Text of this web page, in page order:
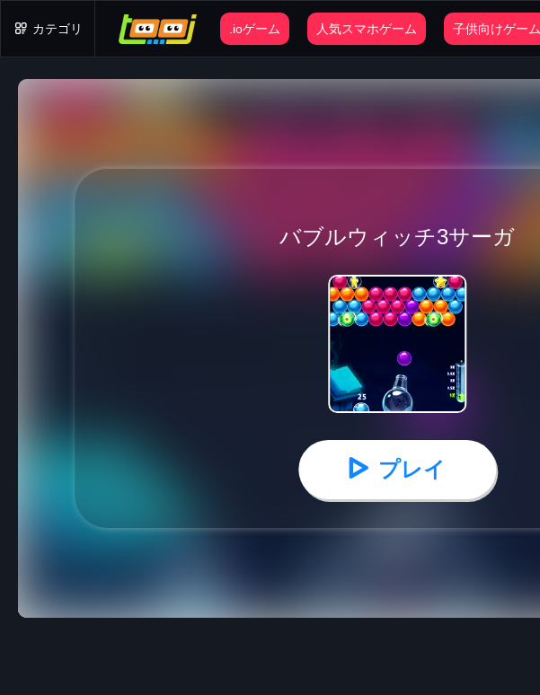
カテゴリ .ioゲーム 人気スマホゲーム 子供向けゲーム
バブルウィッチ3サーガ
プレイ